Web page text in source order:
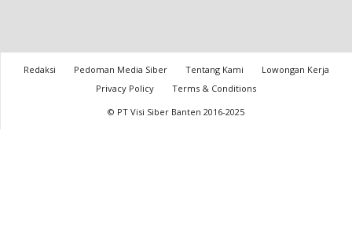
Redaksi Pedoman Media Siber Tentang Kami
Lowongan Kerja
Privacy Policy
Terms & Conditions
© PT Visi Siber Banten 2016-2025